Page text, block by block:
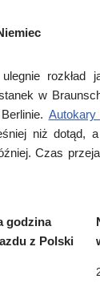
rozkład
w
niż dotąd,
Czas
godzina
z Polski